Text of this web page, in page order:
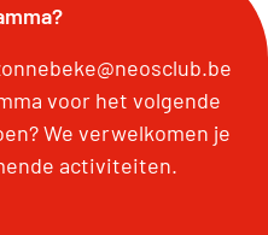
voor het volgende
We verwelkomen je
activiteiten.